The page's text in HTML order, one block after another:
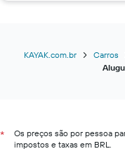
KAYAK.com.br Carros
*
Os preços são por pessoa
impostos e taxas em BRL.